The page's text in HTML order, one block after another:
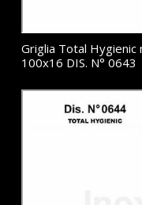
Griglia Total Hygienic
100x16 DIS. N° 0643